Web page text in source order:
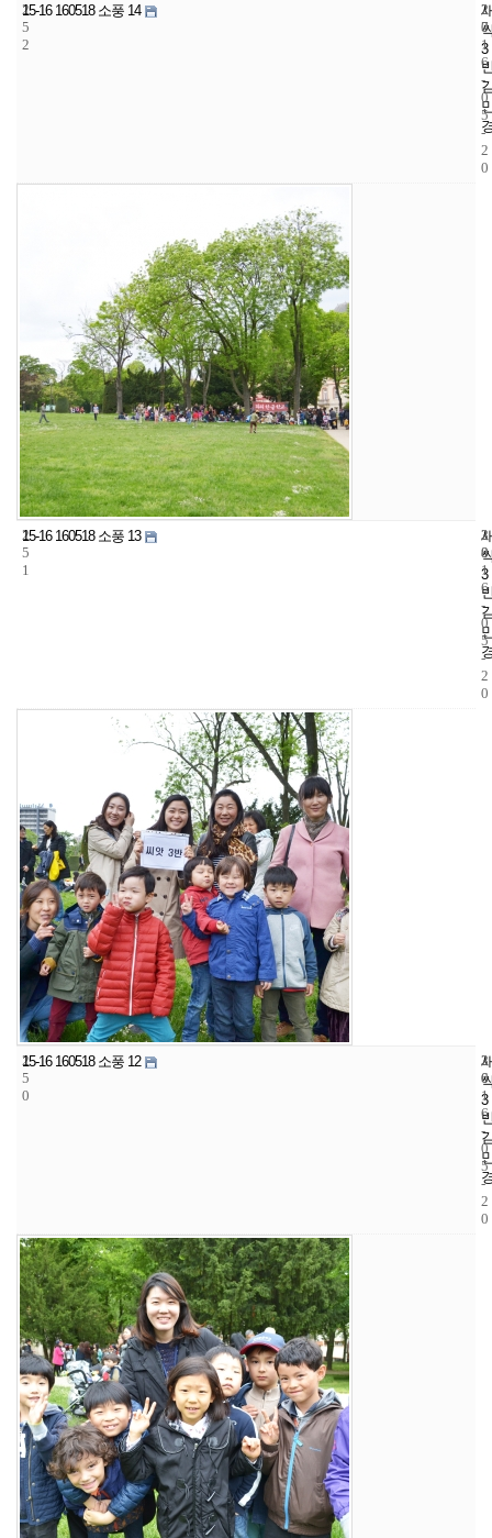
2
5
2
15-16 160518 소풍 14
3
2
7
2
0
1
6
-
0
5
-
2
0
2
5
1
15-16 160518 소풍 13
3
3
8
2
0
1
6
-
0
5
-
2
0
2
5
0
15-16 160518 소풍 12
3
3
6
2
0
1
6
-
0
5
-
2
0